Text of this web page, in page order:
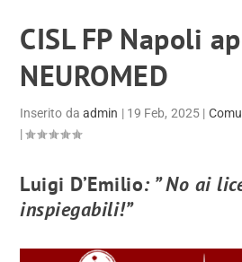
CISL FP Napoli
NEUROMED
Inserito daadmin | 19 Feb, 2025|
|
Luigi D’Emilio: ” No ai
inspiegabili!”